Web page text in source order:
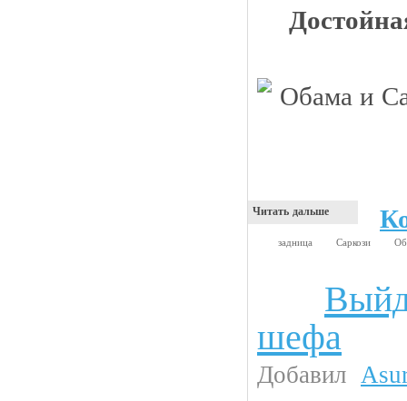
Читать дальше
задница Саркози
шефа
Добавил